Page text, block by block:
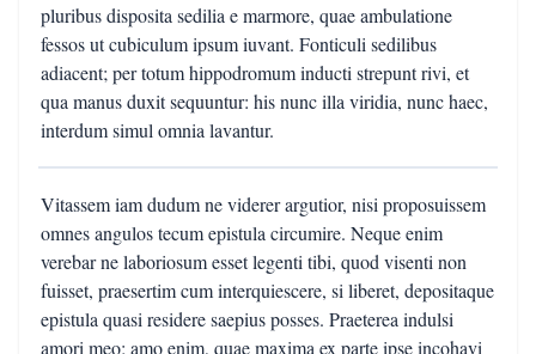
pluribus disposita sedilia e marmore, quae ambulatione
fessos ut cubiculum ipsum iuvant. Fonticuli sedilibus
adiacent; per totum hippodromum inducti strepunt rivi, et
qua manus duxit sequuntur: his nunc illa viridia, nunc haec,
interdum simul omnia lavantur.
Vitassem iam dudum ne viderer argutior, nisi proposuissem
omnes angulos tecum epistula circumire. Neque enim
verebar ne laboriosum esset legenti tibi, quod visenti non
fuisset, praesertim cum interquiescere, si liberet, depositaque
epistula quasi residere saepius posses. Praeterea indulsi
amori meo; amo enim, quae maxima ex parte ipse incohavi